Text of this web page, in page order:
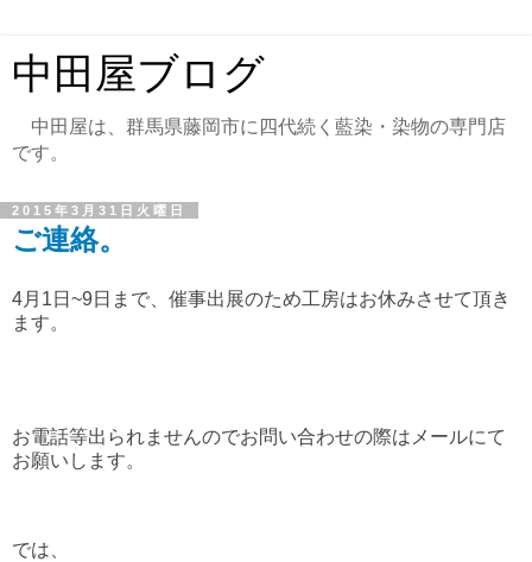
中田屋ブログ
中田屋は、群馬県藤岡市に四代続く藍染・染物の専門店
です。
2015年3月31日火曜日
ご連絡。
4月1日~9日まで、催事出展のため工房はお休みさせて頂き
ます。
お電話等出られませんのでお問い合わせの際はメールにて
お願いします。
では、